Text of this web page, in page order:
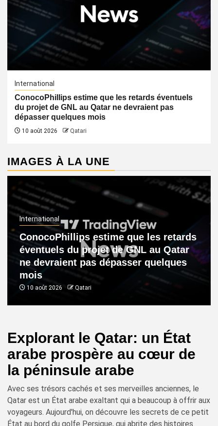
International
ConocoPhillips estime que les retards éventuels
du projet de GNL au Qatar ne devraient pas
dépasser quelques mois
10 août 2026 Qatari
IMAGES À LA UNE
International
ConocoPhillips estime que les retards
éventuels du projet de GNL au Qatar
ne devraient pas dépasser quelques
mois
10 août 2026 Qatari
Explorant le Qatar: un État
arabe prospère au cœur de
la péninsule arabe
Avec ses trésors cachés et ses merveilles anciennes, le
Qatar est un État arabe exaltant qui a beaucoup à offrir aux
voyageurs. Aujourd'hui, on découvre les secrets de ce petit
État au bord du golfe Persique, qui abrite des histoires